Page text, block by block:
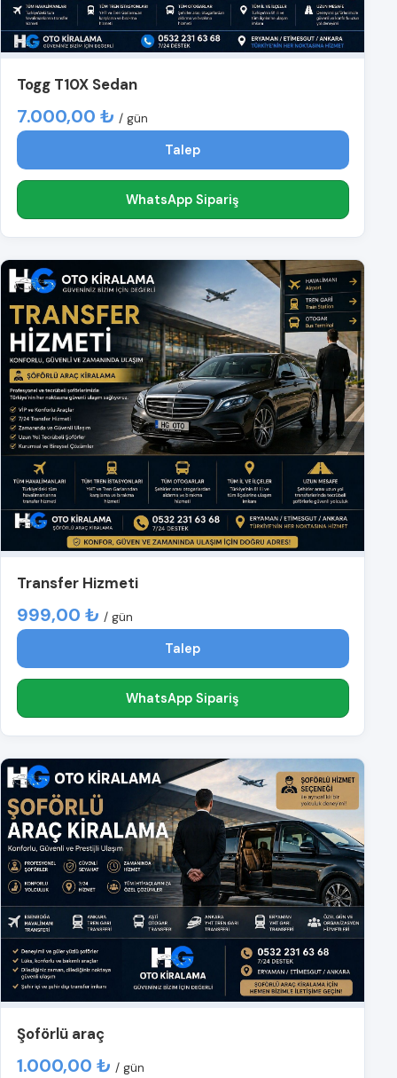
Togg T10X Sedan
7.000,00 ₺ / gün
Talep
WhatsApp Sipariş
Transfer Hizmeti
999,00 ₺ / gün
Talep
WhatsApp Sipariş
Şoförlü araç
1.000,00 ₺ / gün